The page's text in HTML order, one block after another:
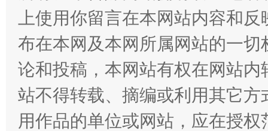
上使用你留言在本网站内容和
布在本网及本网所属网站的一
论和投稿，本网站有权在网站
站不得转载、摘编或利用其它
用作品的单位或网站，应在授